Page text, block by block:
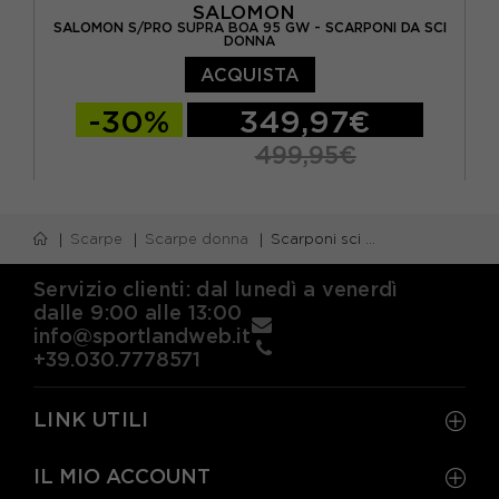
SALOMON
SALOMON S/PRO SUPRA BOA 95 GW - SCARPONI DA SCI
DONNA
ACQUISTA
-30% 349,97€
499,95€
Scarpe Scarpe donna Scarponi sci donna
Servizio clienti: dal lunedì a venerdì
dalle 9:00 alle 13:00
info@sportlandweb.it
+39.030.7778571
LINK UTILI
IL MIO ACCOUNT